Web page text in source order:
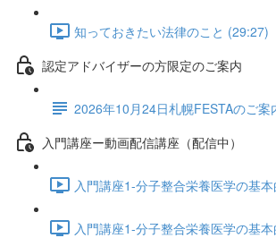
知っておきたい法律のこと (29:27)
認定アドバイザーの方限定のご案内
2026年10月24日札幌FESTAのご案
入門講座ー動画配信講座（配信中）
入門講座1-分子整合栄養医学の基
入門講座1-分子整合栄養医学の基